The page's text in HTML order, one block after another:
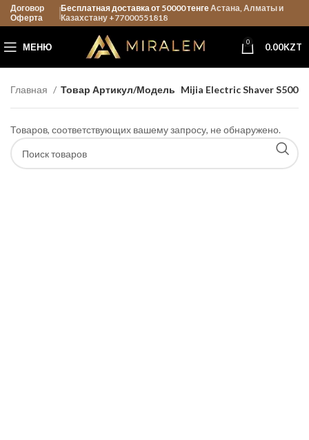
Договор
Оферта
Бесплатная доставка от 50000 тенгеАстана, Алматы и
Казахстану +77000551818
МЕНЮ 0 0.00KZT
Главная Товар Артикул/Модель Mijia Electric Shaver S500
Товаров, соответствующих вашему запросу, не обнаружено.